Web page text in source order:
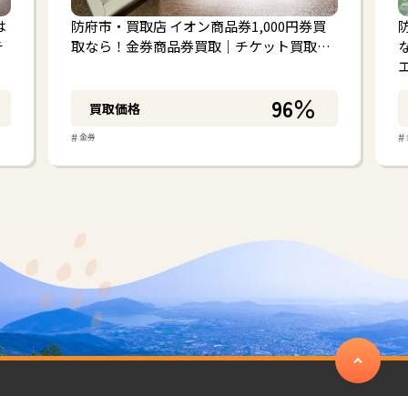
防府市・買取店 イオン商品券1,000円券買
取なら！金券商品券買取｜チケット買取…
買取価格 96％
#金券 #